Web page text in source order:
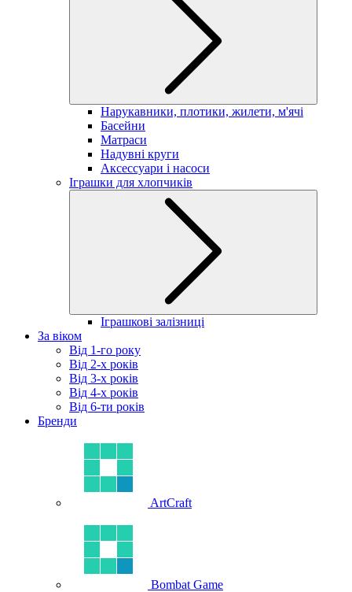
Нарукавники, плотики, жилети, м'ячі
Басейни
Матраси
Надувні круги
Аксессуари і насоси
Іграшки для хлопчиків
Іграшкові залізниці
За віком
Від 1-го року
Від 2-х років
Від 3-х років
Від 4-х років
Від 6-ти років
Бренди
ArtCraft
Bombat Game